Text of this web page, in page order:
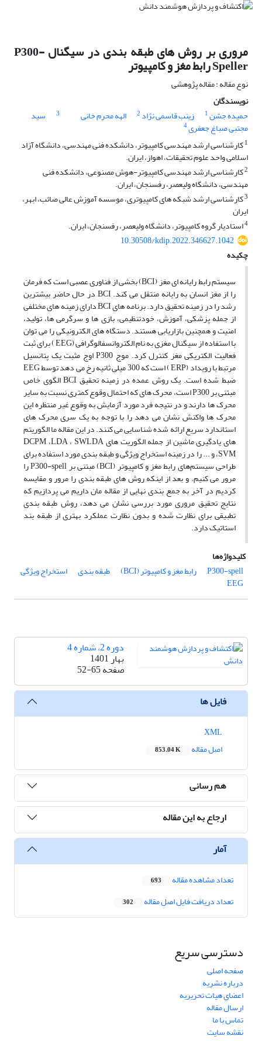
مروری بر روش های طبقه بندی در سیگنال P300-
Speller رابط مغز و کامپیوتر
نوع مقاله : مقاله پژوهشی
نویسندگان
حمیده جشن1 زینب قاسمی نژاد 2 الهه محرم خانی 3 سید
مجتبی صباغ جعفری4
1کارشناسی ارشد مهندسی کامپیوتر، دانشکده فنی مهندسی، دانشگاه آزاد
اسلامی واحد علوم تحقیقات، اهواز، ایران.
2کارشناسی ارشد مهندسی کامپیوتر-هوش مصنوعی، دانشکده فنی
مهندسی، دانشگاه ولیعصر، رفسنجان، ایران.
3کارشناسی ارشد شبکه های کامپیوتری، موسسه آموزش عالی صائب، ابهر،
ایران
4استادیار گروه کامپیوتر، دانشگاه ولیعصر، رفسنجان، ایران.
10.30508/kdip.2022.346627.1042
چکیده
سیستم رابط رایانه ای مغز (BCI) بخشی از فناوری عصبی است که فرمان
را از مغز انسان به رایانه منتقل می کند. BCI در حال حاضر بیشترین
رشد را در زمینه تحقیق دارد. برنامه های BCI دارای زمینه های مختلفی
از جمله پزشکی، آموزش، خودتنظیمی، بازی ها و سرگرمی ها، تولید،
امنیت و همچنین بازاریابی هستند. دستگاه های الکترونیکی را می توان
با استفاده از سیگنال مغزی به نام الکتروانسفالوگرافی (EEG ) برای ثبت
فعالیت الکتریکی مغز کنترل کرد. موج P300 اوج مثبت یک پتانسیل
مرتبط با رویداد (ERP ) است که 300 میلی ثانیه رخ می دهد توسط EEG
ضبط شده است. یک روش عمده در زمینه تحقیق BCI الگوی خاص
مبتنی بر P300 است، محرک های که احتمال وقوع کمتری نسبت به سایر
محرک ها دارند و در نتیجه فرد مورد آزمایش به وقوع غیر منتظره این
محرک ها واکنش نشان می دهد را با توجه به یک سری محرک های
استاندارد سریع ارائه شده شناسایی می کنند. در این مقاله ما الگوریتم
های یادگیری ماشین از جمله الگوریت های DCPM ،LDA ، SWLDA
،SVM و ... را در زمینه استخراج ویژگی و طبقه بندی مورد استفاده برای
طراحی سیستم‌های رابط مغز و کامپیوتر (BCI) مبتنی بر P300-spell را
مرور می کنیم. و بعد از اینکه روش های طبقه بندی را مرور و مقایسه
کردیم در آخر به جمع بندی نهایی از مقاله مان داریم می پردازیم که
نتایج تحقیق مروری مورد بررسی نشان می دهد، روش طبقه بندی
تطبیقی برای نظارت شده و بدون نظارت عملکرد بهتری از طبقه بند
استاتیک دارد.
کلیدواژه‌ها
P300-spell
رابط مغز و کامپیوتر (BCI) طبقه بندی استخراج ویژگی
EEG
دوره 2، شماره 4
بهار 1401
صفحه52-65
فایل ها
اصل مقاله
853.04 K
هم رسانی
ارجاع به این مقاله
آمار
تعداد مشاهده مقاله 693
تعداد دریافت فایل اصل مقاله 302
دسترسی سریع
صفحه اصلی
درباره نشریه
اعضای هیات تحریریه
ارسال مقاله
تماس با ما
نقشه سایت